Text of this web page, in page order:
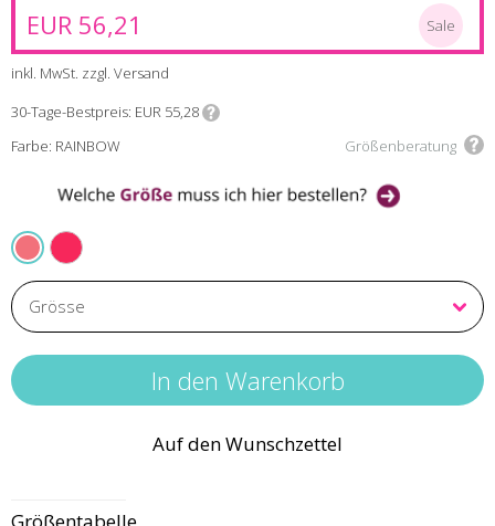
EUR 56,21 Sale
inkl. MwSt. zzgl. Versand
30-Tage-Bestpreis EUR 55,28
Farbe: RAINBOW
Größenberatung
Auf den Wunschzettel